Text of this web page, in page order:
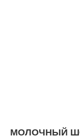
МОЛОЧНЫЙ